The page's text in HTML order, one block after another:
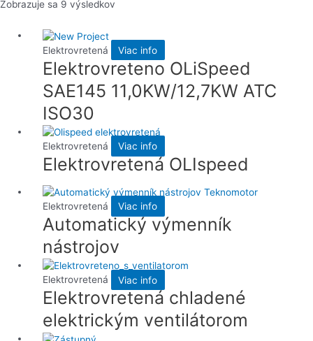
Zobrazuje sa 9 výsledkov
Elektrovretená
Elektrovreteno OLiSpeed ​​
SAE145 11,0KW/12,7KW ATC
ISO30
Viac info
Elektrovretená
Elektrovretená OLIspeed
Viac info
Elektrovretená
Automatický výmenník
nástrojov
Viac info
Elektrovretená
Elektrovretená chladené
elektrickým ventilátorom
Viac info